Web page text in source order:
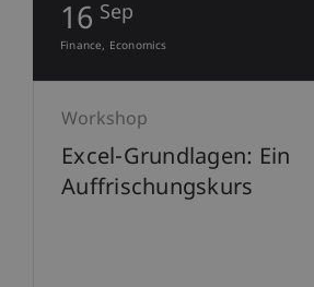
16 Sep
Finance Economics
Workshop
Excel-Grundlagen: Ein
Auffrischungskurs